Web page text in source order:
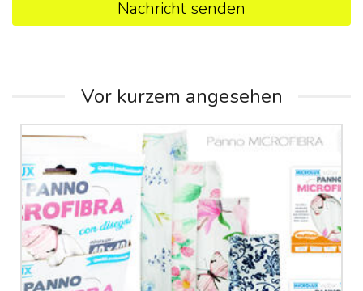
Nachricht senden
Vor kurzem angesehen